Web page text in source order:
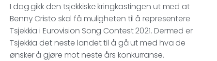
I dag gikk den tsjekkiske kringkastingen ut med at
Benny Cristo skal få muligheten til å representere
Tsjekkia i Eurovision Song Contest 2021. Dermed er
Tsjekkia det neste landet til å gå ut med hva de
ønsker å gjøre mot neste års konkurranse.